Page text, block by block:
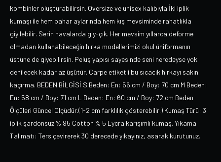
kombinler oluşturabilirsin. Oversize ve unisex kalıbıyla İki iplik
kumaşı ile hem bahar aylarında hem kış mevsiminde rahatlıkla
giyilebilir. Serin havalarda giy-çık. Her mevsim yıllarca deforme
olmadan kullanabileceğin hırka modellerimizi okul üniformanın
üstüne de giyebilirsin. Peluş yapısı sayesinde seni neredeyse yok
denilecek kadar az üşütür. Carpe etiketli bu sıcacık hırkayı sakın
kaçırma. BEDEN BİLGİSİ S Beden: En: 56 cm / Boy: 70 cm M Beden:
En: 58 cm / Boy: 71 cm L Beden: En: 60 cm / Boy: 72 cm Beden
Ölçüleri Güncel Ölçüdür.(1-2 cm farklılık gösterebilir.) Kumaş Türü: 3
iplik şardonsuz % 95 Cotton % 5 Lycra karışımlı kumaş. Yıkama
Talimatı: Ters çevirerek 30 derecede yıkayınız, asarak kurutunuz.